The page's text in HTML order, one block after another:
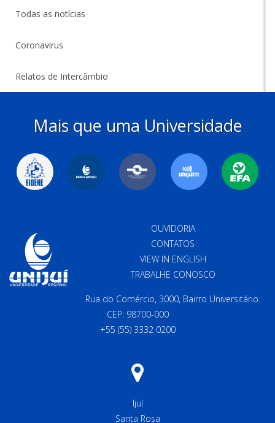
Todas as notícias
Coronavirus
Relatos de Intercâmbio
Mais que uma Universidade
OUVIDORIA
CONTATOS
VIEW IN ENGLISH
TRABALHE CONOSCO
Rua do Comércio, 3000, Bairro Universitário.
CEP: 98700-000
+55 (55) 3332 0200
Ijuí
Santa Rosa